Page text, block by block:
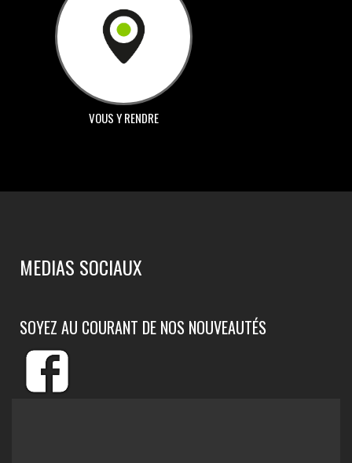
VOUS Y RENDRE
MEDIAS SOCIAUX
SOYEZ AU COURANT DE NOS NOUVEAUTÉS